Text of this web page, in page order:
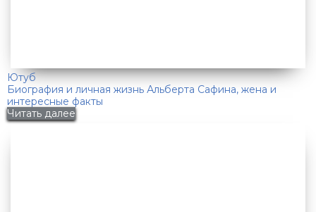
Ютуб
Биография и личная жизнь Альберта Сафина, жена и
интересные факты
Читать далее